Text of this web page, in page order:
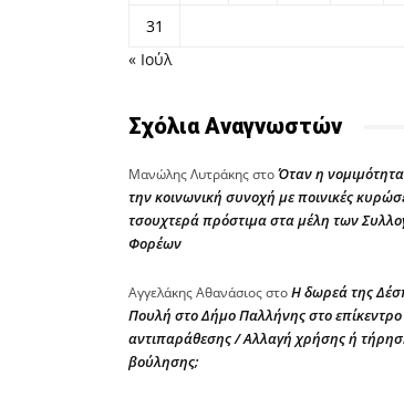
31
« Ιούλ
Σχόλια Αναγνωστών
Μανώλης ΛυτράκηςστοΌταν η νομιμότητα
την κοινωνική συνοχή με ποινικές
τσουχτερά πρόστιμα στα μέλη των
Φορέων
Αγγελάκης ΑθανάσιοςστοΗ δωρεά της
Πουλή στο Δήμο Παλλήνης στο
αντιπαράθεσης / Αλλαγή χρήσης ή
βούλησης;